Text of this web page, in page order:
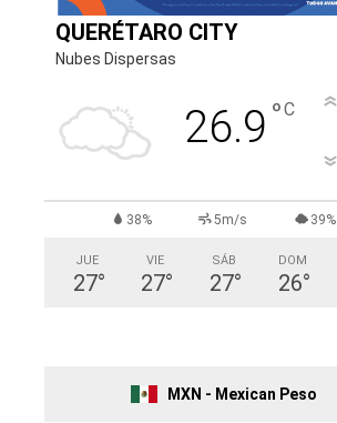
QUERÉTARO CITY
Nubes Dispersas
26.9 °C
38% 5m/s 39%
JUE
27°
VIE
27°
SÁB
27°
DOM
26°
MXN - Mexican Peso